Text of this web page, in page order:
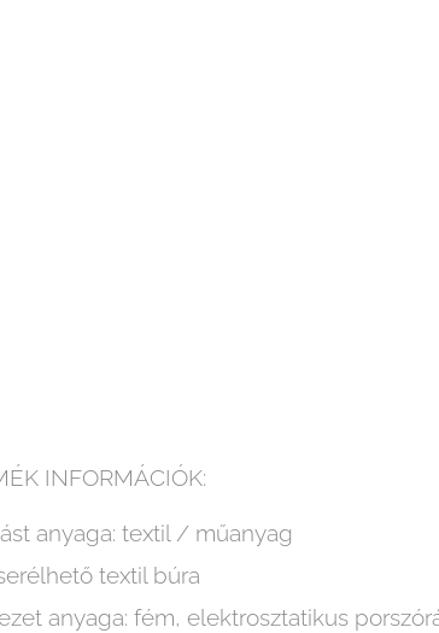
INFORMÁCIÓK:
anyaga: textil / műanyag
textil búra
anyaga: fém, elektrosztatikus